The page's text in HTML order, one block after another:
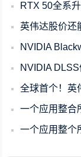
RTX 50全系升
英伟达股价还能再
NVIDIA
NVIDIA DLSS体
全球首个！英伟达
一个应用整合所有功能
一个应用整个所有功能